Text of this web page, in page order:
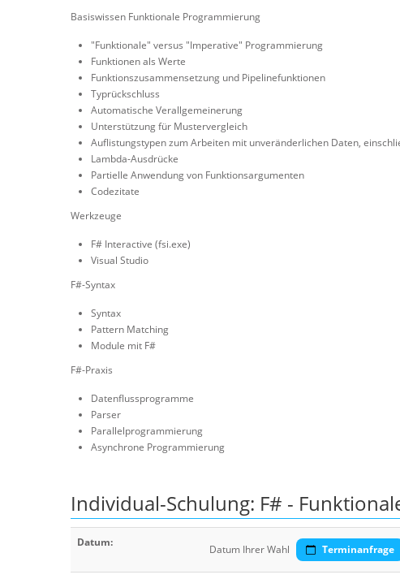
Basiswissen Funktionale Programmierung
"Funktionale" versus "Imperative" Programmierung
Funktionen als Werte
Funktionszusammensetzung und Pipelinefunktionen
Typrückschluss
Automatische Verallgemeinerung
Unterstützung für Mustervergleich
Auflistungstypen zum Arbeiten mit unveränderlichen Daten,
Lambda-Ausdrücke
Partielle Anwendung von Funktionsargumenten
Codezitate
Werkzeuge
F# Interactive (fsi.exe)
Visual Studio
F#-Syntax
Syntax
Pattern Matching
Module mit F#
F#-Praxis
Datenflussprogramme
Parser
Parallelprogrammierung
Asynchrone Programmierung
Individual-Schulung: F# -
Datum:
Datum Ihrer Wahl Terminanfrage